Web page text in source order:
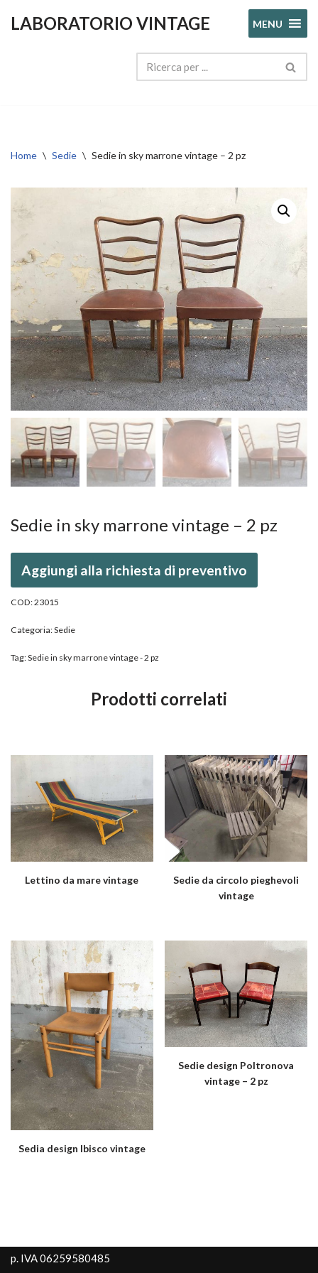
LABORATORIO VINTAGE MENU
Home \ Sedie \ Sedie in sky marrone vintage – 2 pz
Sedie in sky marrone vintage – 2 pz
Aggiungi alla richiesta di preventivo
COD:23015
Categoria:Sedie
Tag:Sedie in sky marrone vintage - 2 pz
Prodotti correlati
Lettino da mare vintage
Sedie da circolo pieghevoli
vintage
Sedia design Ibisco vintage
Sedie design Poltronova
vintage – 2 pz
p. IVA 06259580485